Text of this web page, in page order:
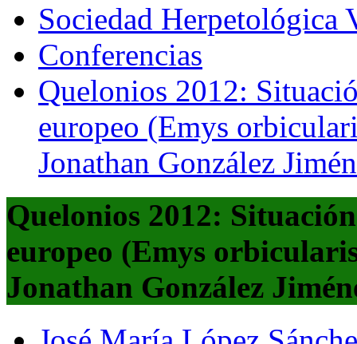
Sociedad Herpetológica
Conferencias
Quelonios 2012:
europeo (Emys
Jonathan González
Quelonios 2012:
europeo (Emys
Jonathan González